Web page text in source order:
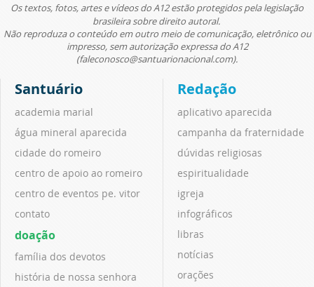
Os textos, fotos, artes e vídeos do A12 estão protegidos pela legislação
brasileira sobre direito autoral.
Não reproduza o conteúdo em outro meio de comunicação, eletrônico ou
impresso, sem autorização expressa do A12
(faleconosco@santuarionacional.com).
Santuário
academia marial
água mineral aparecida
cidade do romeiro
centro de apoio ao romeiro
centro de eventos pe. vitor
contato
doação
família dos devotos
história de nossa senhora
Redação
aplicativo aparecida
campanha da fraternidade
dúvidas religiosas
espiritualidade
igreja
infográficos
libras
notícias
orações